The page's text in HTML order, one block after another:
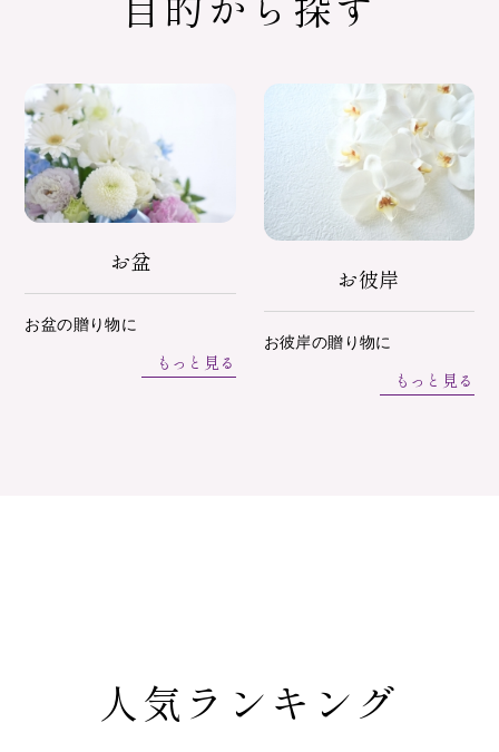
お盆
お盆の贈り物に
もっと見る
お彼岸
お彼岸の贈り物に
もっと見る
人気ランキング